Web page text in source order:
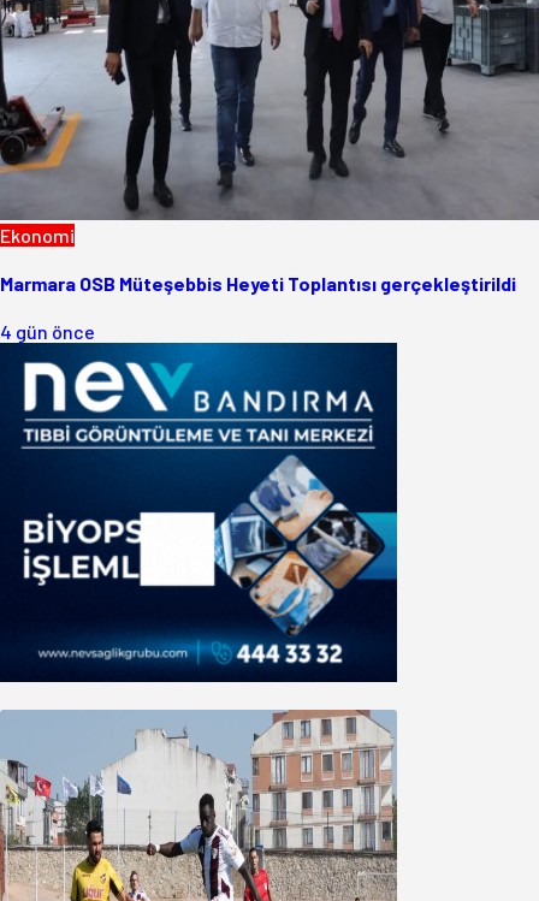
Ekonomi
Marmara OSB Müteşebbis Heyeti Toplantısı gerçekleştirildi
4 gün önce